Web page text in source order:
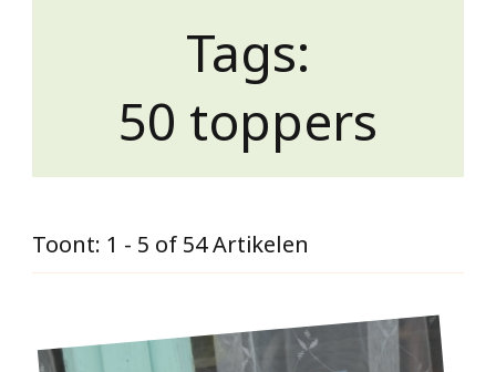
Tags:
50 toppers
Toont: 1 - 5 of 54 Artikelen